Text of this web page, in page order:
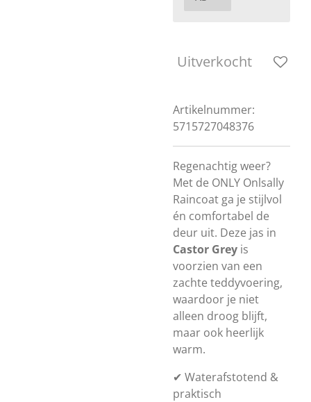
Uitverkocht
Artikelnummer:
5715727048376
Regenachtig weer?
Met de ONLY Onlsally
Raincoat ga je stijlvol
én comfortabel de
deur uit. Deze jas in
Castor Grey is
voorzien van een
zachte teddyvoering,
waardoor je niet
alleen droog blijft,
maar ook heerlijk
warm.
✔ Waterafstotend &
praktisch